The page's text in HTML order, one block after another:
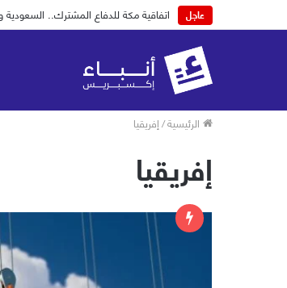
عاجل موجز لأهم أخبار اليوم الخميس 06-08-2026
الرئيسية/إفريقيا
إفريقيا